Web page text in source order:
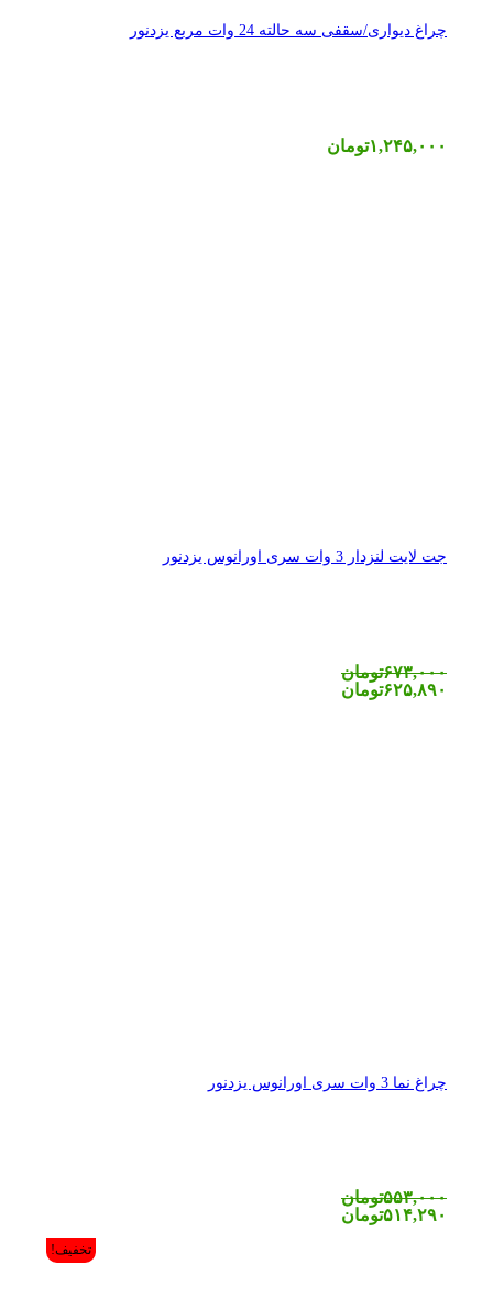
چراغ دیواری/سقفی سه حالته 24 وات مربع یزدنور
۱,۲۴۵,۰۰۰تومان
جت لایت لنزدار 3 وات سری اورانوس یزدنور
۶۷۳,۰۰۰تومان
۶۲۵,۸۹۰تومان
چراغ نما 3 وات سری اورانوس یزدنور
۵۵۳,۰۰۰تومان
۵۱۴,۲۹۰تومان
تخفیف!